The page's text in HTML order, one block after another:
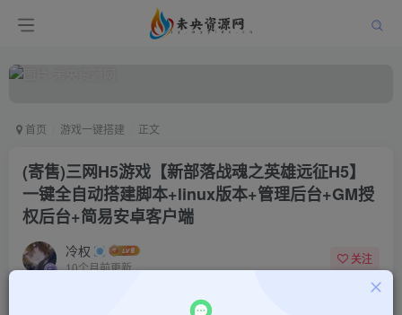
首页 游戏一键搭建 正文
(寄售)三网H5游戏【新部落战魂之英雄远征H5】
一键全自动搭建脚本+linux版本+管理后台+GM授
权后台+简易安卓客户端
冷权
10个月前更新
关注